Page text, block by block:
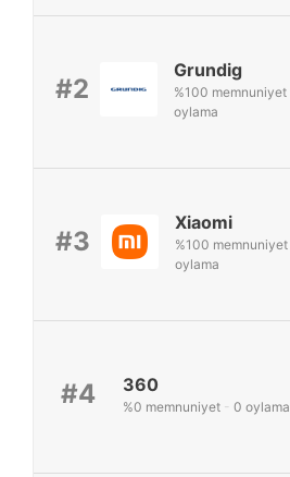
#2
Grundig
%100 memnuniyet
oylama
#3
Xiaomi
%100 memnuniyet
oylama
#4 360
%0 memnuniyet - 0 oylama